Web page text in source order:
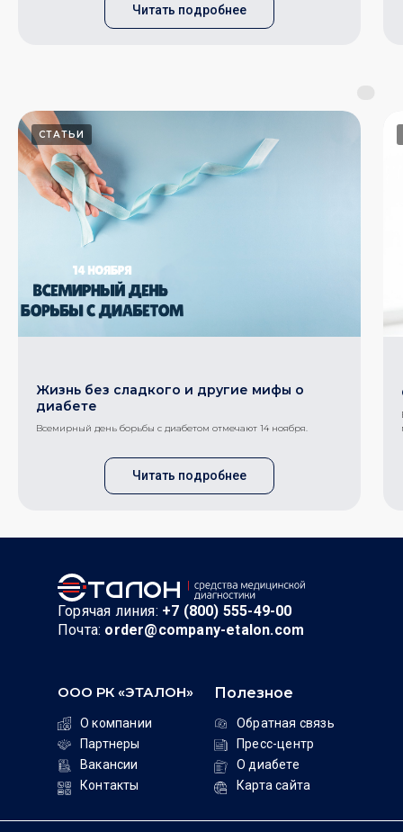
Читать подробнее
СТАТЬИ
Жизнь без сладкого и другие мифы о
диабете
Всемирный день борьбы с диабетом отмечают 14 ноября.
Читать подробнее
ООО РК «ЭТАЛОН»
О компании
Партнеры
Вакансии
Контакты
Полезное
Обратная связь
Пресс-центр
О диабете
Карта сайта
Горячая линия: +7 (800) 555-49-00
Почта: order@company-etalon.com